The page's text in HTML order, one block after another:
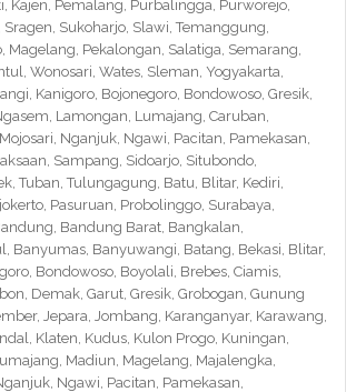
Kajen, Pemalang, Purbalingga, Purworejo,
Sukoharjo, Slawi, Temanggung,
Magelang, Pekalongan, Salatiga, Semarang,
Wonosari, Wates, Sleman, Yogyakarta,
Kanigoro, Bojonegoro, Bondowoso, Gresik,
Lamongan, Lumajang, Caruban,
Nganjuk, Ngawi, Pacitan, Pamekasan,
Sampang, Sidoarjo, Situbondo,
Tuban, Tulungagung, Batu, Blitar, Kediri,
Pasuruan, Probolinggo, Surabaya,
Bandung Barat, Bangkalan,
Banyumas, Banyuwangi, Batang, Bekasi, Blitar,
Bondowoso, Boyolali, Brebes, Ciamis,
Demak, Garut, Gresik, Grobogan, Gunung
Jepara, Jombang, Karanganyar, Karawang,
Klaten, Kudus, Kulon Progo, Kuningan,
Madiun, Magelang, Majalengka,
Ngawi, Pacitan, Pamekasan,